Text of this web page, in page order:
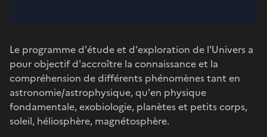
Le programme d'étude et d'exploration de l'Univers a
pour objectif d'accroître la connaissance et la
compréhension de différents phénomènes tant en
astronomie/astrophysique, qu'en physique
fondamentale, exobiologie, planètes et petits corps,
soleil, héliosphère, magnétosphère.